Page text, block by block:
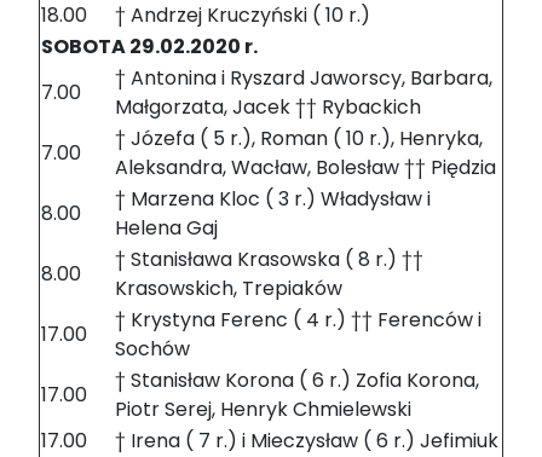
18.00
† Andrzej Kruczyński ( 10 r.)
SOBOTA 29.02.2020 r.
7.00
† Antonina i Ryszard Jaworscy, Barbara,
Małgorzata, Jacek †† Rybackich
7.00
† Józefa ( 5 r.), Roman ( 10 r.), Henryka,
Aleksandra, Wacław, Bolesław †† Piędzia
8.00
† Marzena Kloc ( 3 r.) Władysław i
Helena Gaj
8.00
† Stanisława Krasowska ( 8 r.) ††
Krasowskich, Trepiaków
17.00
† Krystyna Ferenc ( 4 r.) †† Ferenców i
Sochów
17.00
† Stanisław Korona ( 6 r.) Zofia Korona,
Piotr Serej, Henryk Chmielewski
17.00
† Irena ( 7 r.) i Mieczysław ( 6 r.) Jefimiuk